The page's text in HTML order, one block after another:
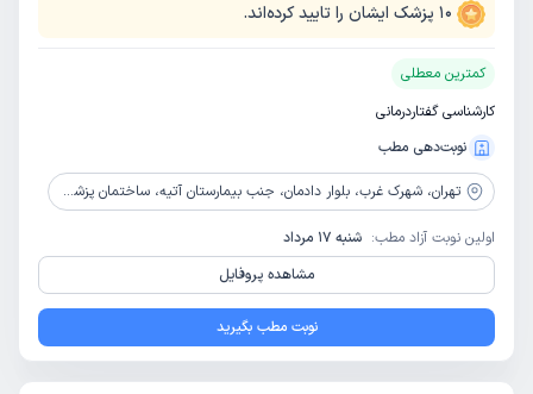
10 پزشک ایشان را تایید کرده‌اند.
کمترین معطلی
کارشناسی گفتاردرمانی
نوبت‌دهی مطب
تهران، شهرک غرب، بلوار دادمان، جنب بیمارستان آتیه، ساختمان پزشکان جم، طبقه سوم، واحد 5
اولین نوبت آزاد مطب: شنبه 17 مرداد
مشاهده پروفایل
نوبت مطب بگیرید